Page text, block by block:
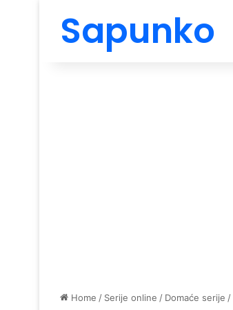
Sapunko
Home / Serije online / Domaće serije /